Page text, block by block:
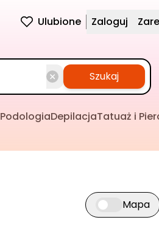
Ulubione Zaloguj
Szukaj
PodologiaDepilacjaTatuaż i
Przełącz
Mapa